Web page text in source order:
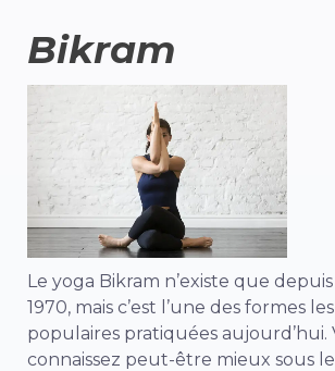
Bikram
Le yoga Bikram n’existe que
1970, mais c’est l’une des formes
populaires pratiquées aujourd’hui.
connaissez peut-être mieux sous